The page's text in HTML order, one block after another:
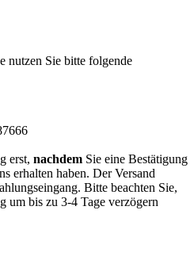
nutzen Sie bitte folgende
erst, nachdem Sie eine Bestätigung
erhalten haben. Der Versand
Bitte beachten Sie,
um bis zu 3-4 Tage verzögern